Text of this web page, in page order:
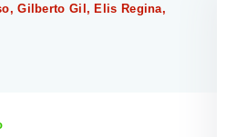
Gilberto Gil, Elis Regina,